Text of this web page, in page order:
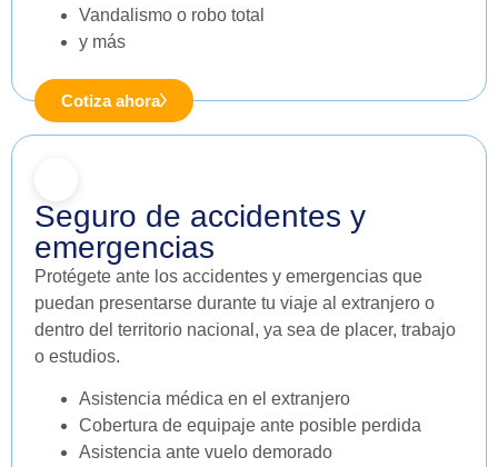
Vandalismo o robo total
y más
Cotiza ahora
Seguro de accidentes y
emergencias
Protégete ante los accidentes y emergencias que
puedan presentarse durante tu viaje al extranjero o
dentro del territorio nacional, ya sea de placer, trabajo
o estudios.
Asistencia médica en el extranjero
Cobertura de equipaje ante posible perdida
Asistencia ante vuelo demorado